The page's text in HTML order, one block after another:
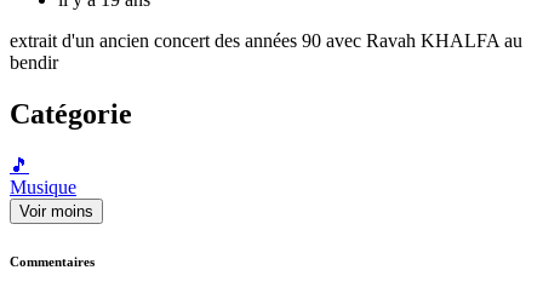
extrait d'un ancien concert des années 90 avec Ravah KHALFA au
bendir
Catégorie
🎵
Musique
Voir moins
Commentaires